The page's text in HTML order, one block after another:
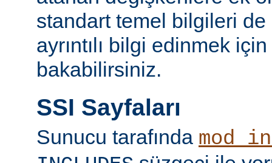
standart temel bilgileri
ayrıntılı bilgi edinmek için
bakabilirsiniz.
SSI Sayfaları
Sunucu tarafında